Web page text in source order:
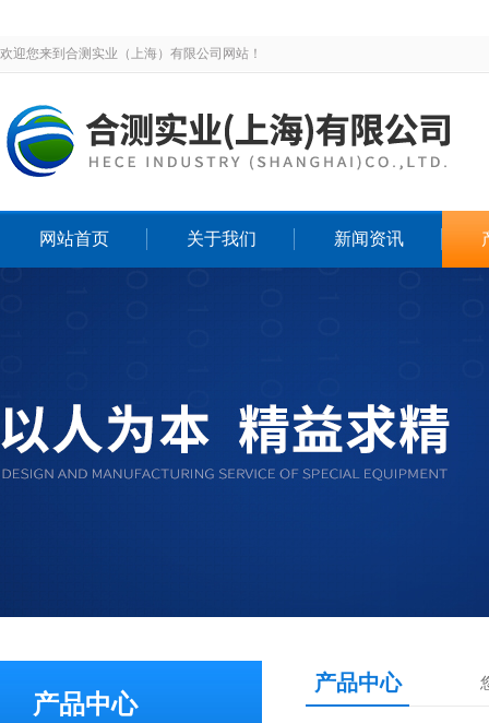
欢迎您来到合测实业（上海）有限公司网站！
网站首页 关于我们 新闻资讯
产品中心
产品中心